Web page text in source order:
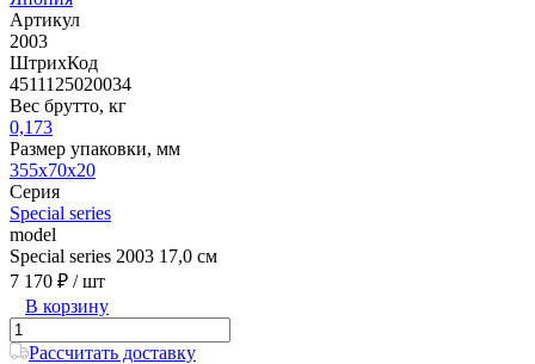
Артикул
2003
ШтрихКод
4511125020034
Вес брутто, кг
0,173
Размер упаковки, мм
355х70х20
Серия
Special series
model
Special series 2003 17,0 см
7 170 ₽ / шт
В корзину
Рассчитать доставку